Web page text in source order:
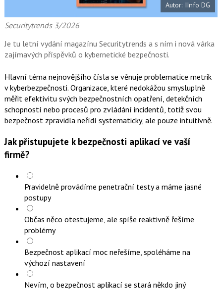
o
o
k
Autor: IInfo DG
Securitytrends 3/2026
Je tu letní vydání magazínu Securitytrends a s ním i nová várka
zajímavých příspěvků o kybernetické bezpečnosti.
Hlavní téma nejnovějšího čísla se věnuje problematice metrik
v kyberbezpečnosti. Organizace, které nedokážou smysluplně
měřit efektivitu svých bezpečnostních opatření, detekčních
schopností nebo procesů pro zvládání incidentů, totiž svou
bezpečnost zpravidla neřídí systematicky, ale pouze intuitivně.
Jak přistupujete k bezpečnosti aplikací ve vaší
firmě?
Pravidelně provádíme penetrační testy a máme jasné
postupy
Občas něco otestujeme, ale spíše reaktivně řešíme
problémy
Bezpečnost aplikací moc neřešíme, spoléháme na
výchozí nastavení
Nevím, o bezpečnost aplikací se stará někdo jiný